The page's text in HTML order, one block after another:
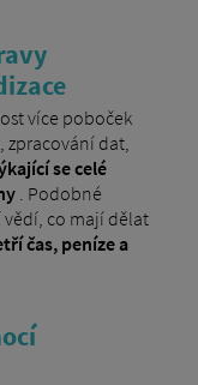
více poboček
zpracování dat,
se celé
. Podobné
vědí, co mají dělat
čas, peníze a